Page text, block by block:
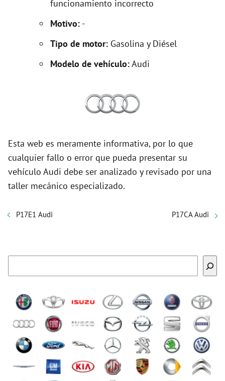
funcionamiento incorrecto
Motivo: -
Tipo de motor: Gasolina y Diésel
Modelo de vehículo:Audi
Esta web es meramente informativa, por lo que
cualquier fallo o error que pueda presentar su
vehículo Audi debe ser analizado y revisado por una
taller mecánico especializado.
P17E1 Audi P17CA Audi